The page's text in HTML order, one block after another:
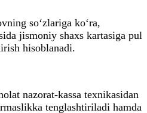
so‘zlariga ko‘ra,
jismoniy shaxs kartasiga pul
hisoblanadi.
nazorat-kassa texnikasidan
tenglashtiriladi hamda